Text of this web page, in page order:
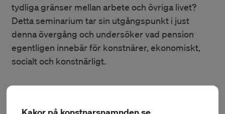
tydliga gränser mellan arbete och övriga livet?
Detta seminarium tar sin utgångspunkt i just
denna övergång och undersöker vad pension
egentligen innebär för konstnärer, ekonomiskt,
socialt och konstnärligt.